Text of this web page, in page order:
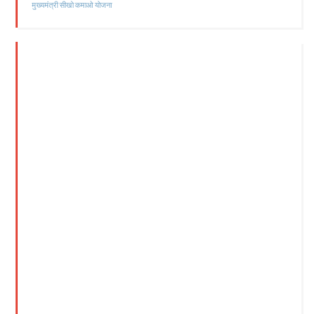
मुख्यमंत्री सीखो कमाओ योजना